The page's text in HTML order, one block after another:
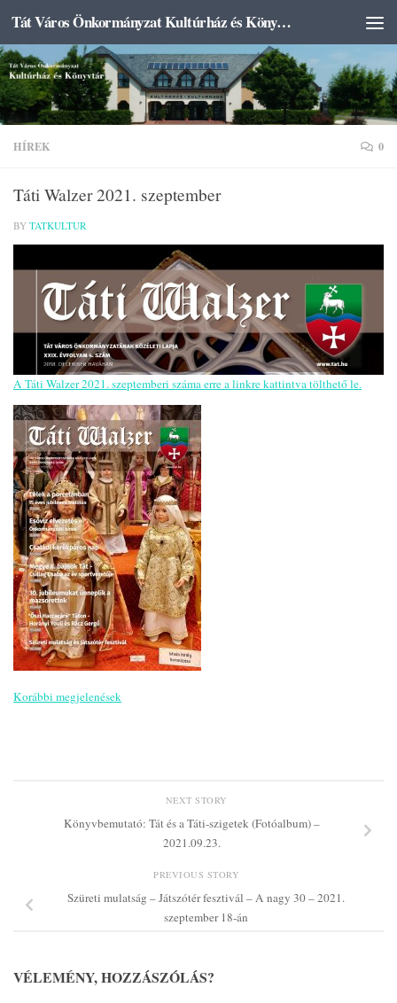
Skip to content Tát Város Önkormányzat Kultúrház és Könyvtár
HÍREK 0
Táti Walzer 2021. szeptember
BY TATKULTUR
A Táti Walzer 2021. szeptemberi száma erre a linkre kattintva tölthető le.
Korábbi megjelenések
NEXT STORY
Könyvbemutató: Tát és a Táti-szigetek (Fotóalbum) –
2021.09.23.
PREVIOUS STORY
Szüreti mulatság – Játszótér fesztivál – A nagy 30 – 2021.
szeptember 18-án
VÉLEMÉNY, HOZZÁSZÓLÁS?